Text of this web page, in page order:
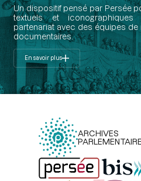
Un dispositif pensé par Persée
textuels et
partenariat avec des équipes
documentaires.
En savoir plus
ARCHIVES